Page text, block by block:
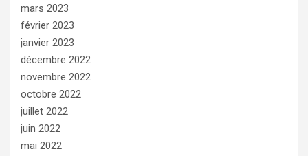
mars 2023
février 2023
janvier 2023
décembre 2022
novembre 2022
octobre 2022
juillet 2022
juin 2022
mai 2022